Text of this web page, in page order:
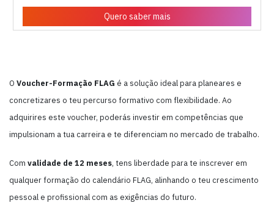
O Voucher-Formação FLAG é a solução ideal para planeares e
concretizares o teu percurso formativo com flexibilidade. Ao
adquirires este voucher, poderás investir em competências que
impulsionam a tua carreira e te diferenciam no mercado de trabalho.
Com validade de 12 meses, tens liberdade para te inscrever em
qualquer formação do calendário FLAG, alinhando o teu crescimento
pessoal e profissional com as exigências do futuro.
Quero saber mais